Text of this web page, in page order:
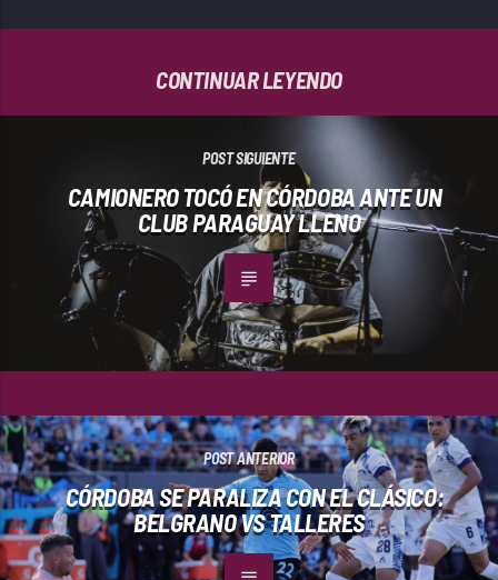
CONTINUAR LEYENDO
POST SIGUIENTE
CAMIONERO TOCÓ EN CÓRDOBA ANTE UN
CLUB PARAGUAY LLENO
POST ANTERIOR
CÓRDOBA SE PARALIZA CON EL CLÁSICO:
BELGRANO VS TALLERES